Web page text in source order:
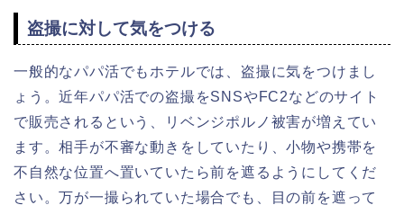
盗撮に対して気をつける
一般的なパパ活でもホテルでは、盗撮に気をつけまし
ょう。近年パパ活での盗撮をSNSやFC2などのサイト
で販売されるという、リベンジポルノ被害が増えてい
ます。相手が不審な動きをしていたり、小物や携帯を
不自然な位置へ置いていたら前を遮るようにしてくだ
さい。万が一撮られていた場合でも、目の前を遮って